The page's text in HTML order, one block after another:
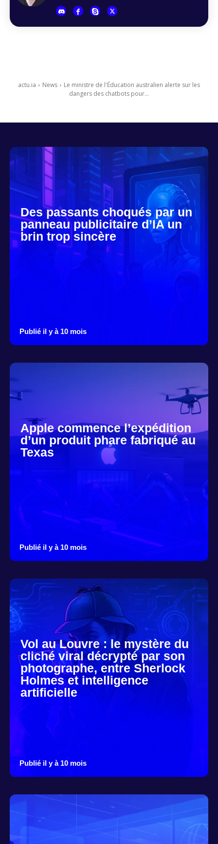
actu.ia News
Le ministre de l'Éducation australien alerte sur les
dangers des chatbots pour...
Des passants choqués par un
panneau publicitaire d’IA un
brin trop sincère
Publié il y à 10 mois
Apple commence l’expédition
d’un produit phare fabriqué au
Texas
Publié il y à 10 mois
Vol au Louvre : le mystère du
cliché viral décrypté par son
photographe, entre Sherlock
Holmes et intelligence
artificielle
Publié il y à 10 mois